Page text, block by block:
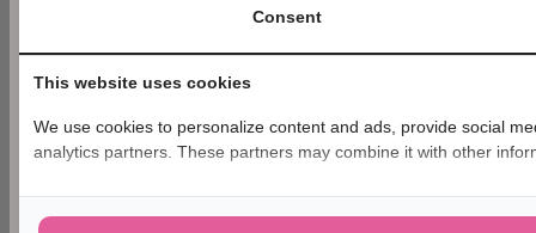
Consent
This website uses cookies
We use cookies to personalize content and ads, provide social
analytics partners. These partners may combine it with other